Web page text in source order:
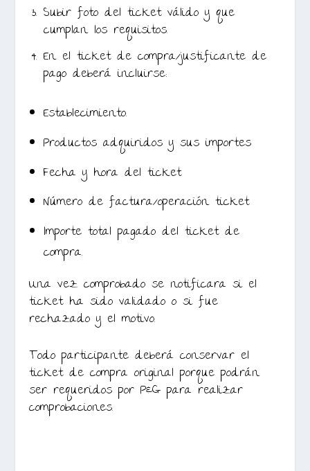
Subir foto del ticket válido y que
cumplan los requisitos.
En el ticket de compra/justificante de
pago deberá incluirse:
Establecimiento.
Productos adquiridos y sus importes
Fecha y hora del ticket
Número de factura/operación ticket
Importe total pagado del ticket de
compra.
Una vez comprobado se notificara si el
ticket ha sido validado o si fue
rechazado y el motivo.
Todo participante deberá conservar el
ticket de compra original porque podrán
ser requeridos por P&G para realizar
comprobaciones.